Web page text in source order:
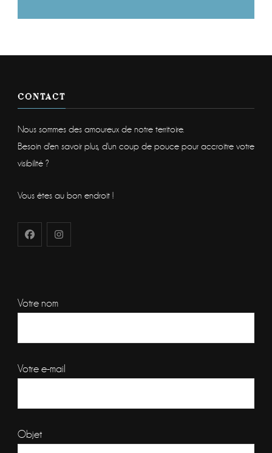
CONTACT
Nous sommes des amoureux de notre territoire.
Besoin d'en savoir plus, d'un coup de pouce pour accroitre votre
visibilité ?
Vous êtes au bon endroit !
Votre nom
Votre e-mail
Objet